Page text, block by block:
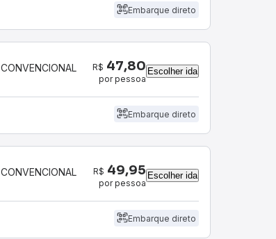
Embarque direto
CONVENCIONAL R$ 47,80
por pessoa
Escolher ida
Embarque direto
CONVENCIONAL R$ 49,95
por pessoa
Escolher ida
Embarque direto